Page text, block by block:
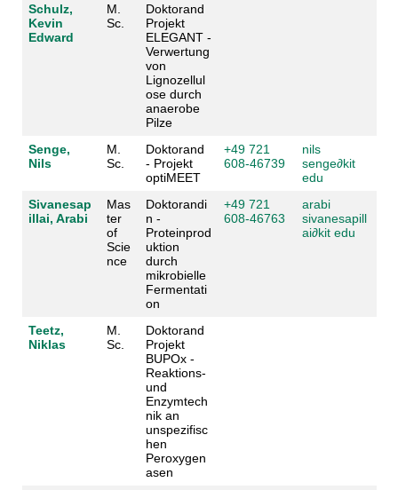
Schulz,
Kevin
Edward
M.
Sc.
Doktorand
Projekt
ELEGANT -
Verwertung
von
Lignozellul
ose durch
anaerobe
Pilze
Senge,
Nils
M.
Sc.
Doktorand
- Projekt
optiMEET
+49 721
608-46739
nils
senge∂kit
edu
Sivanesap
illai, Arabi
Mas
ter
of
Scie
nce
Doktorandi
n -
Proteinprod
uktion
durch
mikrobielle
Fermentati
on
+49 721
608-46763
arabi
sivanesapill
ai∂kit edu
Teetz,
Niklas
M.
Sc.
Doktorand
Projekt
BUPOx -
Reaktions-
und
Enzymtech
nik an
unspezifisc
hen
Peroxygen
asen